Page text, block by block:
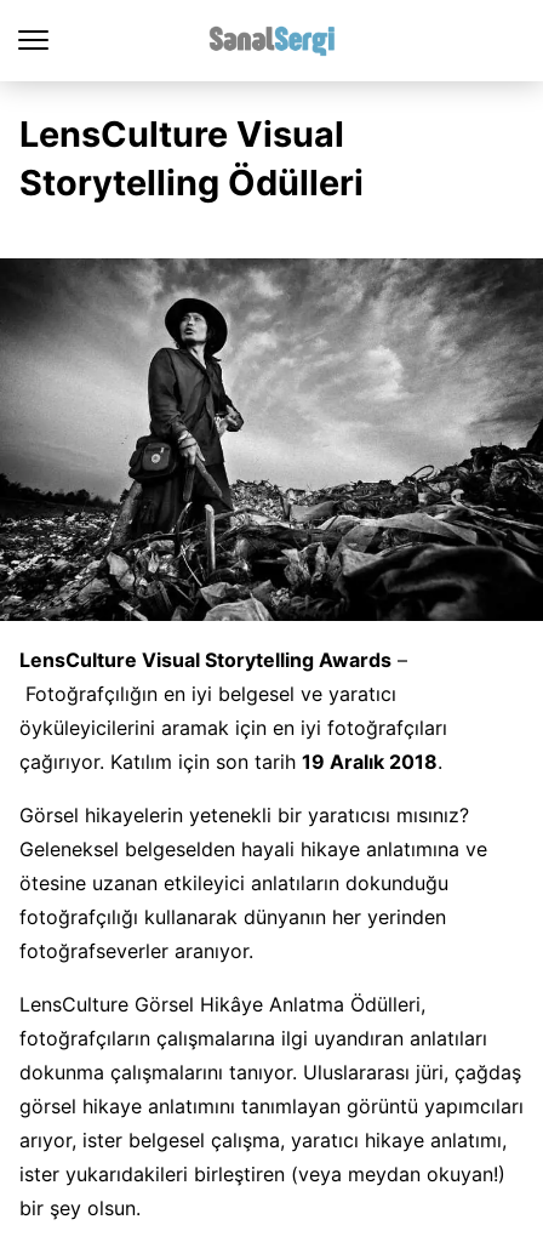
LensCulture Visual
Storytelling Ödülleri
LensCulture Visual Storytelling Awards –
Fotoğrafçılığın en iyi belgesel ve yaratıcı
öyküleyicilerini aramak için en iyi fotoğrafçıları
çağırıyor. Katılım için son tarih 19 Aralık 2018.
Görsel hikayelerin yetenekli bir yaratıcısı mısınız?
Geleneksel belgeselden hayali hikaye anlatımına ve
ötesine uzanan etkileyici anlatıların dokunduğu
fotoğrafçılığı kullanarak dünyanın her yerinden
fotoğrafseverler aranıyor.
LensCulture Görsel Hikâye Anlatma Ödülleri,
fotoğrafçıların çalışmalarına ilgi uyandıran anlatıları
dokunma çalışmalarını tanıyor. Uluslararası jüri, çağdaş
görsel hikaye anlatımını tanımlayan görüntü yapımcıları
arıyor, ister belgesel çalışma, yaratıcı hikaye anlatımı,
ister yukarıdakileri birleştiren (veya meydan okuyan!)
bir şey olsun.